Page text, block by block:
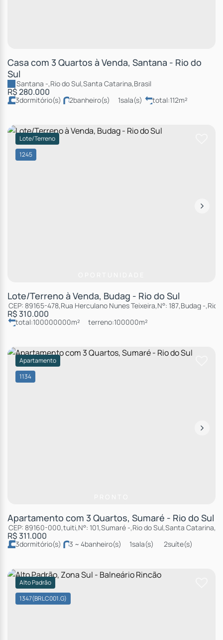
Casa com 3 Quartos à Venda, Santana - Rio do
Sul
R$280.000
Santana ,Rio do Sul,Santa Catarina,Brasil
3dormitório(s) 2banheiro(s) 1sala(s) total:112m²
1245
Lote/Terreno
Lote/Terreno à Venda, Budag - Rio do Sul
R$310.000
CEP: 89165-478,Rua Herculano Nunes Teixeira,N°: 187,Budag ,Rio
total:100000000m² terreno:100000m²
1134
Apartamento
Apartamento com 3 Quartos, Sumaré - Rio do Sul
R$311.000
CEP: 89160-000,tuiti,N°: 101,Sumaré ,Rio do Sul,Santa Catarina,
3dormitório(s) 3 ~ 4banheiro(s) 1sala(s) 2suíte(s)
1347(BRLC001.G)
Alto Padrão